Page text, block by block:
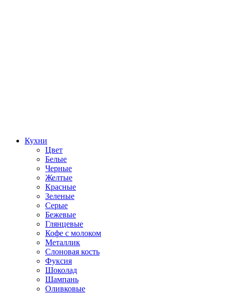
Кухни
Цвет
Белые
Черные
Желтые
Красные
Зеленые
Серые
Бежевые
Глянцевые
Кофе с молоком
Металлик
Слоновая кость
Фуксия
Шоколад
Шампань
Оливковые